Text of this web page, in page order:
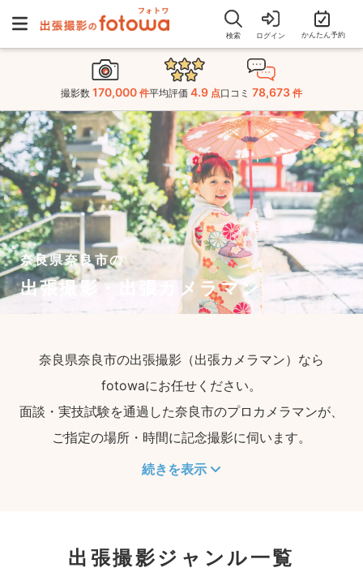
検索 ログイン かんたん予約
撮影数 170,000 件平均評価 4.9 点口コミ 78,673 件
奈良県奈良市の
出張撮影・出張カメラマン
奈良県奈良市の出張撮影（出張カメラマン）なら
fotowaにお任せください。
面談・実技試験を通過した奈良市のプロカメラマンが、
ご指定の場所・時間に記念撮影に伺います。
続きを表示
出張撮影ジャンル一覧